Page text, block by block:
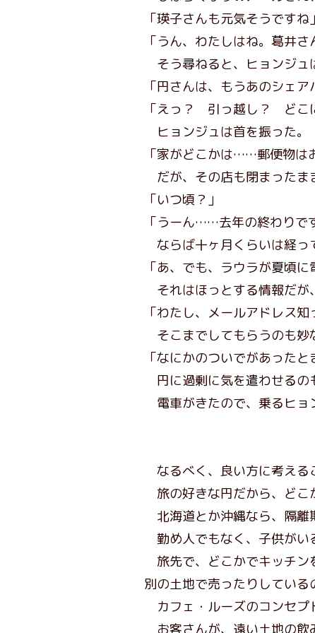
「瑛子さんも元気そうですね」
「うん、わたしはね。葛井さ
そう尋ねると、ヒョンジュ
「円さんは、もうあのシェ
「えっ？ 引っ越し？ どこ
ヒョンジュは首を振った。
「家がどこかは……郵便物は
だが、その店も閉まったま
「いつ頃？」
「うーん……去年の終わりで
ならば十ヶ月くらいは経っ
「あ、でも、ラウラが夏頃
それはほっとする情報だが
「わたし、メールアドレス
そこまでしてもらうのも妙
「なにかのついでがあった
円に過剰に気を遣わせるの
電車がきたので、乗るヒョ
なるべく、良い方に考える
旅の好きな円だから、どこ
北海道とか沖縄なら、隔離
勤め人でもなく、子供がい
旅先で、どこかでキッチン
別の土地で売ったりしている
カフェ・ルーズのコンセプ
お客さんが、遠い土地の飲